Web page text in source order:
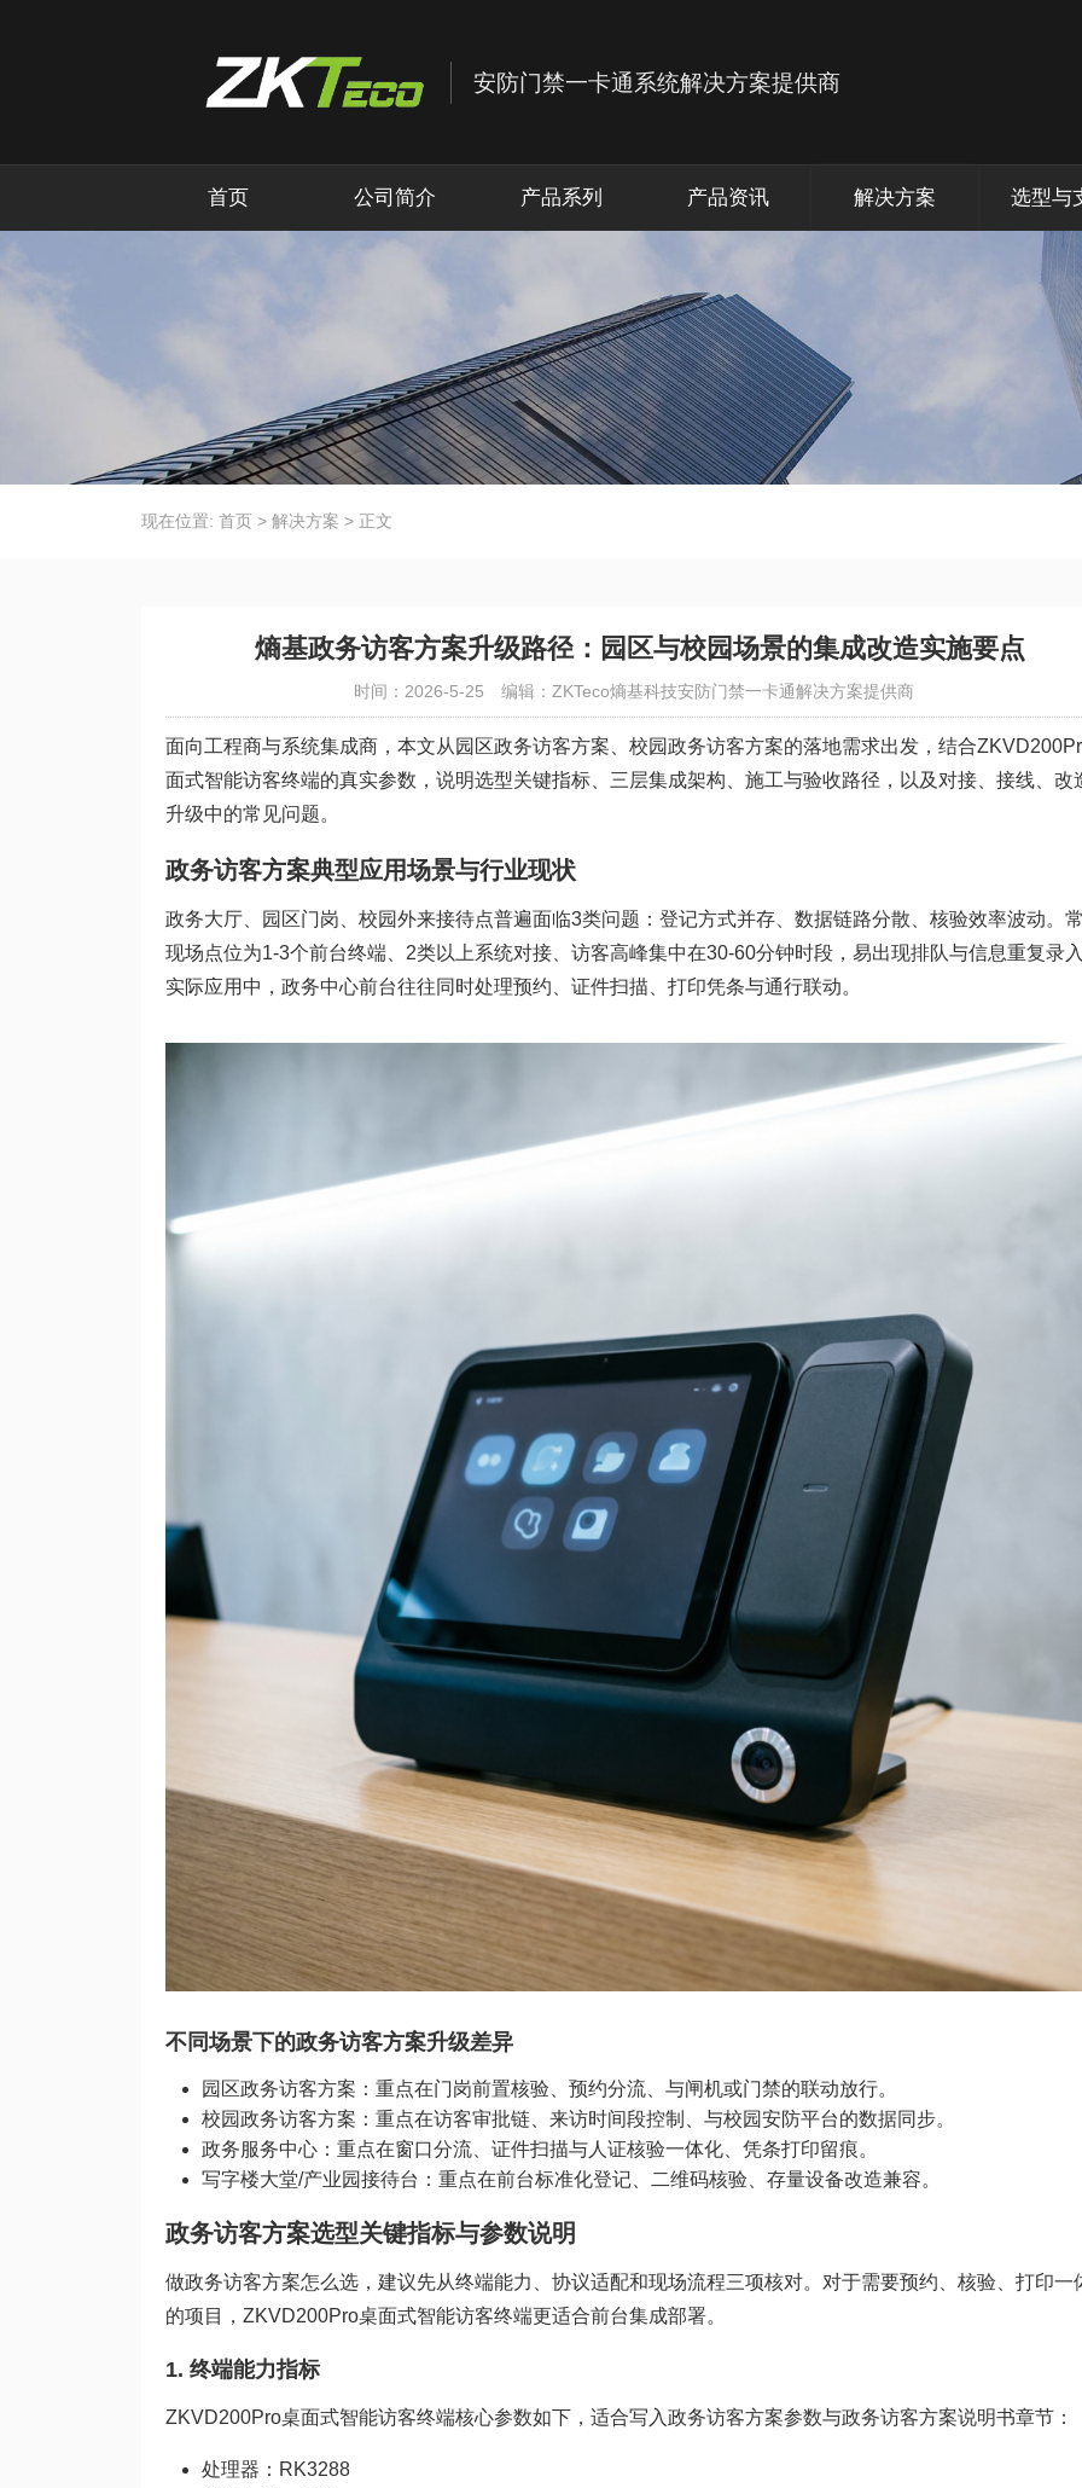
首页 公司简介 产品系列 产品资讯 解决方案 选型与
现在位置: 首页 > 解决方案 > 正文
熵基政务访客方案升级路径：园区与校园场景的集成改造实施要点
时间：2026-5-25 编辑：ZKTeco熵基科技安防门禁一卡通解决方案提供商
面向工程商与系统集成商，本文从园区政务访客方案、校园政务访客方案的落地需求出发，结合
面式智能访客终端的真实参数，说明选型关键指标、三层集成架构、施工与验收路径，以及对接、接线、改
升级中的常见问题。
政务访客方案典型应用场景与行业现状
政务大厅、园区门岗、校园外来接待点普遍面临3类问题：登记方式并存、数据链路分散、核验效率波动。
现场点位为1-3个前台终端、2类以上系统对接、访客高峰集中在30-60分钟时段，易出现排队与信息重复录
实际应用中，政务中心前台往往同时处理预约、证件扫描、打印凭条与通行联动。
不同场景下的政务访客方案升级差异
园区政务访客方案：重点在门岗前置核验、预约分流、与闸机或门禁的联动放行。
校园政务访客方案：重点在访客审批链、来访时间段控制、与校园安防平台的数据同步。
政务服务中心：重点在窗口分流、证件扫描与人证核验一体化、凭条打印留痕。
写字楼大堂/产业园接待台：重点在前台标准化登记、二维码核验、存量设备改造兼容。
政务访客方案选型关键指标与参数说明
做政务访客方案怎么选，建议先从终端能力、协议适配和现场流程三项核对。对于需要预约、核验、打印一
的项目，ZKVD200Pro桌面式智能访客终端更适合前台集成部署。
1. 终端能力指标
ZKVD200Pro桌面式智能访客终端核心参数如下，适合写入政务访客方案参数与政务访客方案说明书章节：
处理器：RK3288